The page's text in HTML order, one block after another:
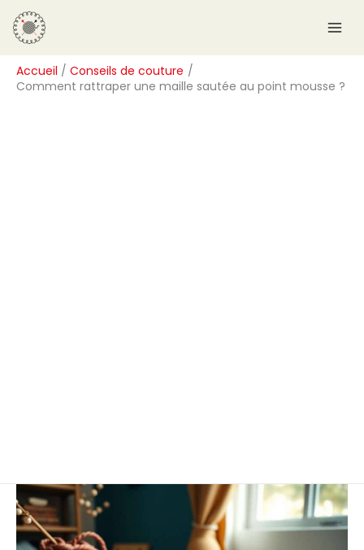
Aller
au
contenu
Accueil
Conseils de couture
Comment rattraper une maille sautée au point mousse ?
R
e
c
h